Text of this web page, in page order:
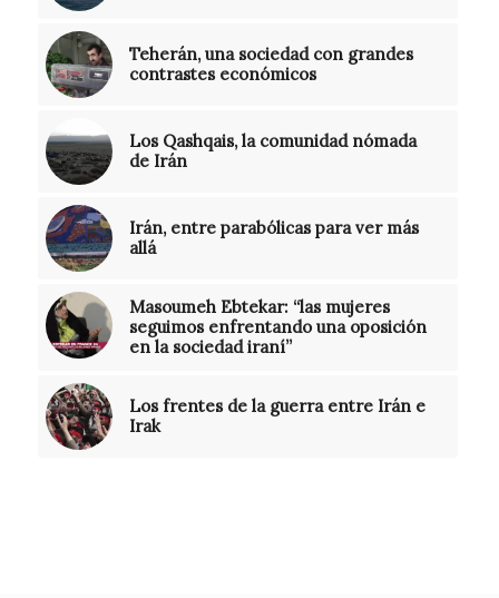
Teherán, una sociedad con grandes
contrastes económicos
Los Qashqais, la comunidad nómada
de Irán
Irán, entre parabólicas para ver más
allá
Masoumeh Ebtekar: “las mujeres
seguimos enfrentando una oposición
en la sociedad iraní”
Los frentes de la guerra entre Irán e
Irak